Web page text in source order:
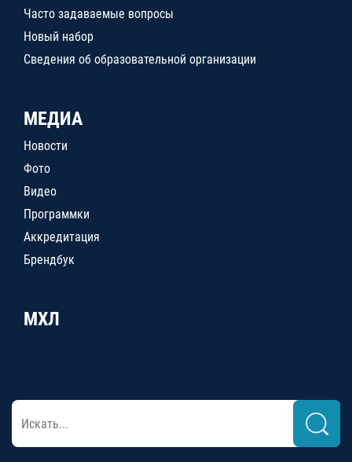
Часто задаваемые вопросы
Новый набор
Сведения об образовательной организации
МЕДИА
Новости
Фото
Видео
Программки
Аккредитация
Брендбук
МХЛ